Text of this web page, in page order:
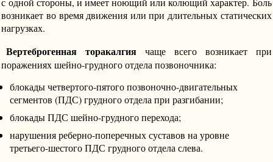
возникает во время движения или при длительных статических
нагрузках.
Вертеброгенная торакалгия чаще всего возникает при
поражениях шейно-грудного отдела позвоночника:
блокады четвертого-пятого позвоночно-двигательных
сегментов (ПДС) грудного отдела при разгибании;
блокады ПДС шейно-грудного перехода;
нарушения реберно-поперечных суставов на уровне
третьего-шестого ПДС грудного отдела слева.